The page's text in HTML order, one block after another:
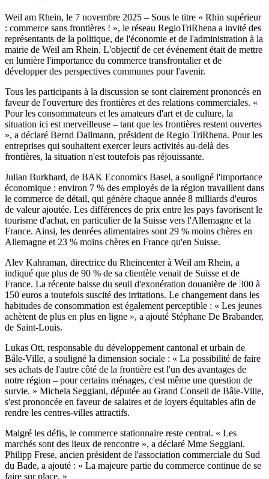
Weil am Rhein, le 7 novembre 2025 – Sous le titre « Rhin supérieur
: commerce sans frontières ! », le réseau RegioTriRhena a invité des
représentants de la politique, de l'économie et de l'administration à la
mairie de Weil am Rhein. L'objectif de cet événement était de mettre
en lumière l'importance du commerce transfrontalier et de
développer des perspectives communes pour l'avenir.
Tous les participants à la discussion se sont clairement prononcés en
faveur de l'ouverture des frontières et des relations commerciales. «
Pour les consommateurs et les amateurs d'art et de culture, la
situation ici est merveilleuse – tant que les frontières restent ouvertes
», a déclaré Bernd Dallmann, président de Regio TriRhena. Pour les
entreprises qui souhaitent exercer leurs activités au-delà des
frontières, la situation n'est toutefois pas réjouissante.
Julian Burkhard, de BAK Economics Basel, a souligné l'importance
économique : environ 7 % des employés de la région travaillent dans
le commerce de détail, qui génère chaque année 8 milliards d'euros
de valeur ajoutée. Les différences de prix entre les pays favorisent le
tourisme d'achat, en particulier de la Suisse vers l'Allemagne et la
France. Ainsi, les denrées alimentaires sont 29 % moins chères en
Allemagne et 23 % moins chères en France qu'en Suisse.
Alev Kahraman, directrice du Rheincenter à Weil am Rhein, a
indiqué que plus de 90 % de sa clientèle venait de Suisse et de
France. La récente baisse du seuil d'exonération douanière de 300 à
150 euros a toutefois suscité des irritations. Le changement dans les
habitudes de consommation est également perceptible : « Les jeunes
achètent de plus en plus en ligne », a ajouté Stéphane De Brabander,
de Saint-Louis.
Lukas Ott, responsable du développement cantonal et urbain de
Bâle-Ville, a souligné la dimension sociale : « La possibilité de faire
ses achats de l'autre côté de la frontière est l'un des avantages de
notre région – pour certains ménages, c'est même une question de
survie. » Michela Seggiani, députée au Grand Conseil de Bâle-Ville,
s'est prononcée en faveur de salaires et de loyers équitables afin de
rendre les centres-villes attractifs.
Malgré les défis, le commerce stationnaire reste central. « Les
marchés sont des lieux de rencontre », a déclaré Mme Seggiani.
Philipp Frese, ancien président de l'association commerciale du Sud
du Bade, a ajouté : « La majeure partie du commerce continue de se
faire sur place. »